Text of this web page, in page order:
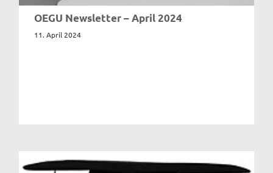
OEGU Newsletter – April 2024
11. April 2024